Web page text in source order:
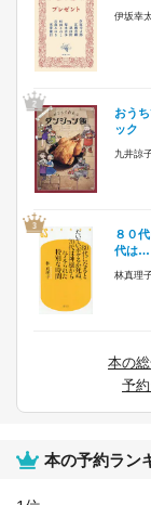
伊坂幸
おう
ック
九井諒
８０
代は…
林真理
本の
予
本の予約ラン